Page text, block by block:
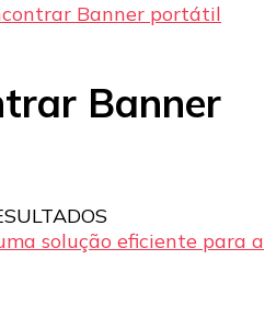
Banner portátil
Banner